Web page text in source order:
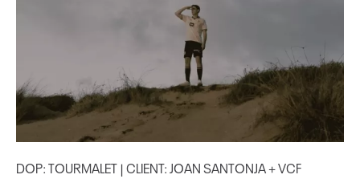
DOP: TOURMALET | CLIENT: JOAN SANTONJA + VCF